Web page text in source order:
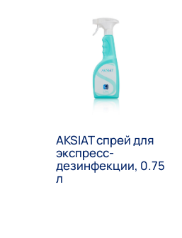
AKSIAT спрей для
экспресс-
дезинфекции, 0.75
л